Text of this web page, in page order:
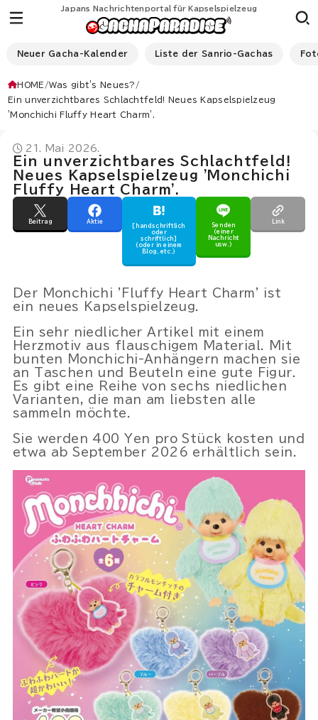
Japans Nachrichtenportal für Kapselspielzeug
Neuer Gacha-Kalender Liste der Sanrio-Gachas
HOME
Was gibt's Neues?
Ein unverzichtbares Schlachtfeld! Neues Kapselspielzeug
'Monchichi Fluffy Heart Charm'.
21. Mai 2026.
Ein unverzichtbares Schlachtfeld!
Neues Kapselspielzeug 'Monchichi
Fluffy Heart Charm'.
Beitrag
Aktie
[handschriftlich
oder
schriftlich]
(oder in einem
Blog, etc.)
Senden
(einer
Nachricht
usw.)
Link
Der Monchichi 'Fluffy Heart Charm' ist
ein neues Kapselspielzeug.
Ein sehr niedlicher Artikel mit einem
Herzmotiv aus flauschigem Material. Mit
bunten Monchichi-Anhängern machen sie
an Taschen und Beuteln eine gute Figur.
Es gibt eine Reihe von sechs niedlichen
Varianten, die man am liebsten alle
sammeln möchte.
Sie werden 400 Yen pro Stück kosten und
etwa ab September 2026 erhältlich sein.